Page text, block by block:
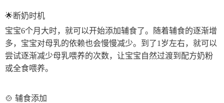
🌟断奶时机
宝宝6个月大时，就可以开始添加辅食了。随着辅食的逐渐增
多，宝宝对母乳的依赖也会慢慢减少。到了1岁左右，就可以
尝试逐渐减少母乳喂养的次数，让宝宝自然过渡到配方奶粉
或全食喂养。
🍲 辅食添加